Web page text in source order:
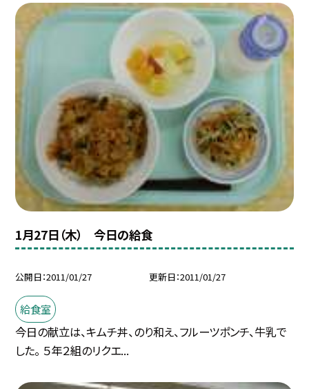
1月27日（木） 今日の給食
公開日 2011/01/27 更新日 2011/01/27
給食室
今日の献立は、キムチ丼、のり和え、フルーツポンチ、牛乳で
した。 ５年２組のリクエ...